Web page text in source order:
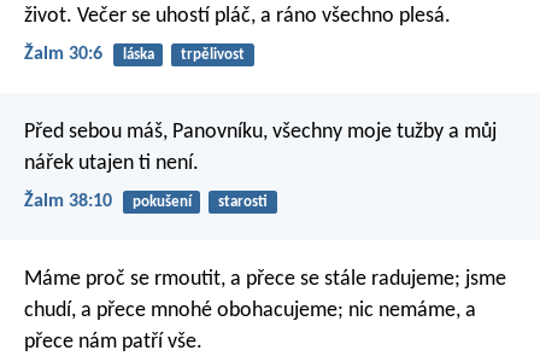
život. Večer se uhostí pláč, a ráno všechno plesá.
Žalm 30:6 láska trpělivost
Před sebou máš, Panovníku, všechny moje tužby a můj
nářek utajen ti není.
Žalm 38:10 pokušení starosti
Máme proč se rmoutit, a přece se stále radujeme; jsme
chudí, a přece mnohé obohacujeme; nic nemáme, a
přece nám patří vše.